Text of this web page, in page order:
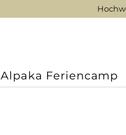
Alpaka Feriencamp